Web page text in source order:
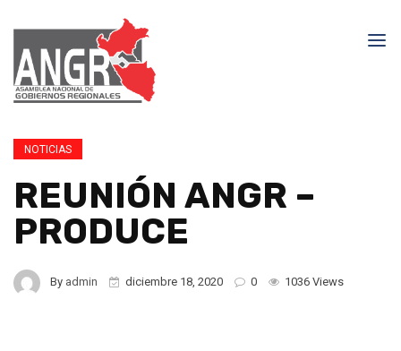
NOTICIAS
REUNIÓN ANGR –
PRODUCE
By admin diciembre 18, 2020 0 1036 Views